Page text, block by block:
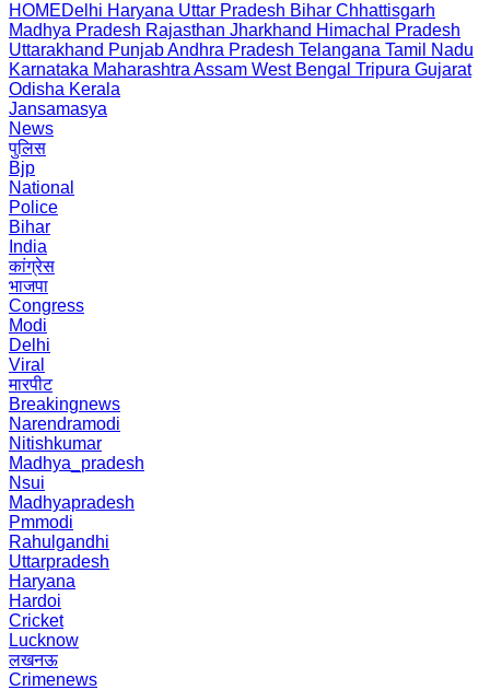
HOMEDelhi Haryana Uttar Pradesh Bihar Chhattisgarh
Madhya Pradesh Rajasthan Jharkhand Himachal Pradesh
Uttarakhand PunjabAndhra Pradesh Telangana Tamil Nadu
Karnataka Maharashtra Assam West Bengal Tripura Gujarat
Odisha Kerala
Jansamasya
News
पुलिस
Bjp
National
Police
Bihar
India
कांग्रेस
भाजपा
Congress
Modi
Delhi
Viral
मारपीट
Breakingnews
Narendramodi
Nitishkumar
Madhya_pradesh
Nsui
Madhyapradesh
Pmmodi
Rahulgandhi
Uttarpradesh
Haryana
Hardoi
Cricket
Lucknow
लखनऊ
Crimenews